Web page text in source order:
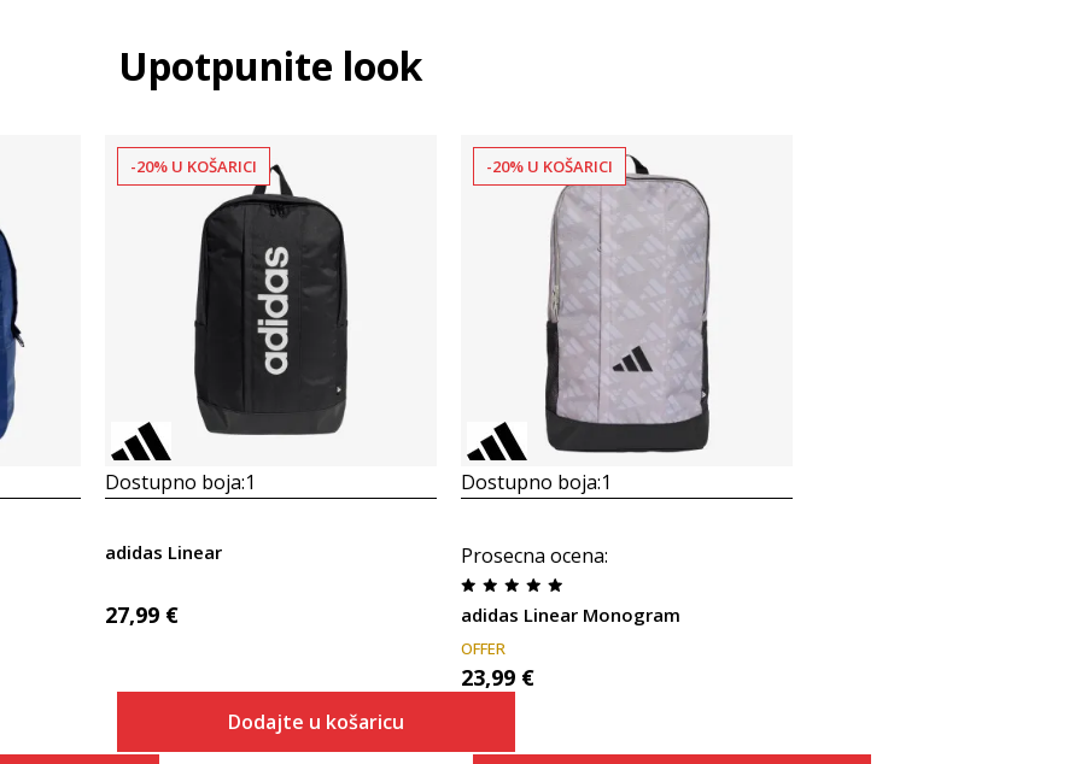
Upotpunite look
-20% U KOŠARICI
Dostupno boja:1
adidas Linear
27,99 €
Dodajte u košaricu
-20% U KOŠARICI
Dostupno boja:1
Prosecna ocena:
adidas Linear Monogram
OFFER
23,99 €